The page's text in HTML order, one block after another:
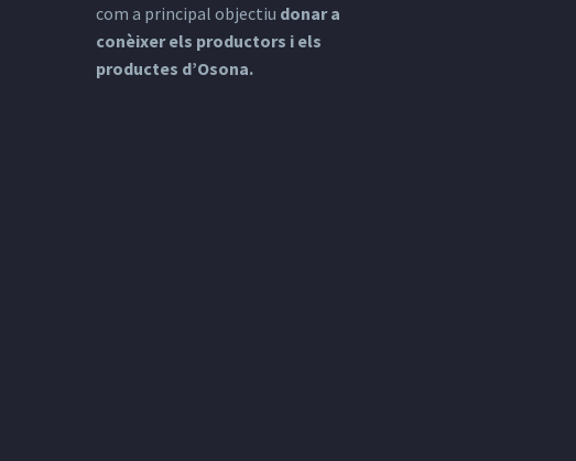
com a principal objectiu donar a
conèixer els productors i els
productes d’Osona.